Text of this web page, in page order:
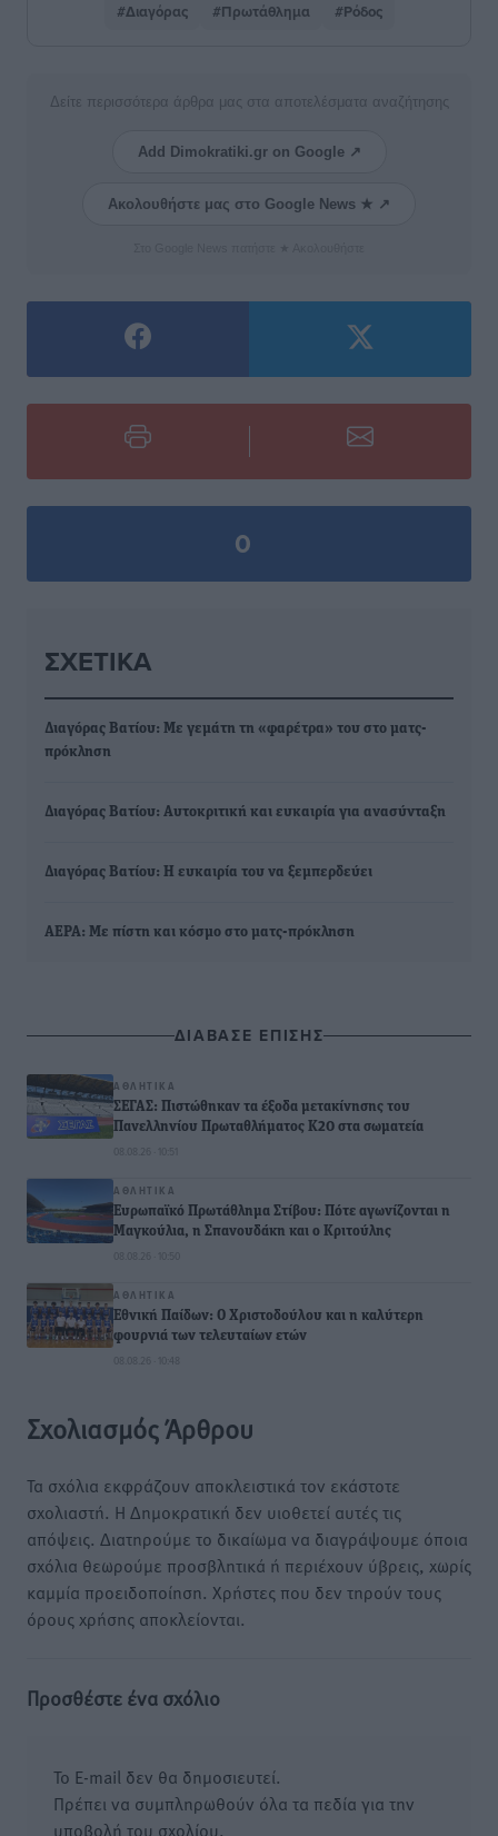
#Διαγόρας #Πρωτάθλημα #Ρόδος
Δείτε περισσότερα άρθρα μας στα αποτελέσματα αναζήτησης
Add Dimokratiki.gr on Google ↗
Ακολουθήστε μας στο Google News ★ ↗
0
ΣΧΕΤΙΚΆ
Διαγόρας Βατίου: Με γεμάτη τη «φαρέτρα» του στο ματς-
πρόκληση
Διαγόρας Βατίου: Αυτοκριτική και ευκαιρία για ανασύνταξη
Διαγόρας Βατίου: Η ευκαιρία του να ξεμπερδεύει
ΑΕΡΑ: Με πίστη και κόσμο στο ματς-πρόκληση
ΔΙΑΒΑΣΕ ΕΠΙΣΗΣ
ΑΘΛΗΤΙΚΆ
ΣΕΓΑΣ: Πιστώθηκαν τα έξοδα μετακίνησης του
Πανελληνίου Πρωταθλήματος Κ20 στα σωματεία
08.08.26 · 10:51
ΑΘΛΗΤΙΚΆ
Ευρωπαϊκό Πρωτάθλημα Στίβου: Πότε αγωνίζονται η
Μαγκούλια, η Σπανουδάκη και ο Κριτούλης
08.08.26 · 10:50
ΑΘΛΗΤΙΚΆ
Εθνική Παίδων: Ο Χριστοδούλου και η καλύτερη
φουρνιά των τελευταίων ετών
08.08.26 · 10:48
Σχολιασμός Άρθρου
Τα σχόλια εκφράζουν αποκλειστικά τον εκάστοτε
σχολιαστή. Η Δημοκρατική δεν υιοθετεί αυτές τις
απόψεις. Διατηρούμε το δικαίωμα να διαγράψουμε όποια
σχόλια θεωρούμε προσβλητικά ή περιέχουν ύβρεις, χωρίς
καμμία προειδοποίηση. Χρήστες που δεν τηρούν τους
όρους χρήσης αποκλείονται.
Προσθέστε ένα σχόλιο
Το E-mail δεν θα δημοσιευτεί.
Πρέπει να συμπληρωθούν όλα τα πεδία για την
υποβολή του σχολίου.